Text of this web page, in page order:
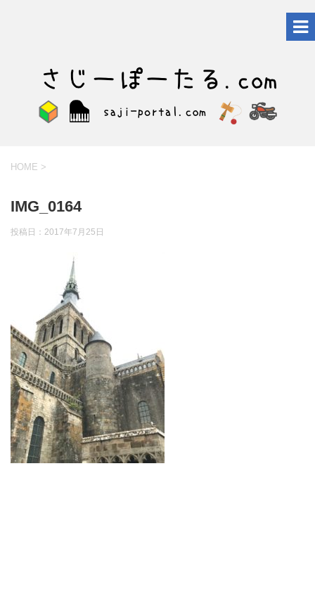
HOME >
IMG_0164
投稿日： 2017年7月25日